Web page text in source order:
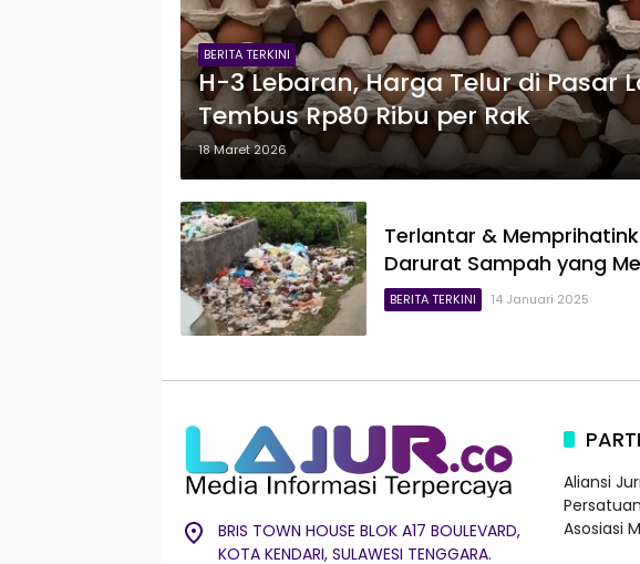
BERITA TERKINI
H-3 Lebaran, Harga Telur di Pasar
Tembus Rp80 Ribu per Rak
18 Maret 2026
Terlantar &
Darurat Sampah yang
BERITA TERKINI 14 Januari 2025
BRIS TOWN HOUSE BLOK A17 BOULEVARD,
KOTA KENDARI, SULAWESI TENGGARA.
Aliansi
Asosiasi